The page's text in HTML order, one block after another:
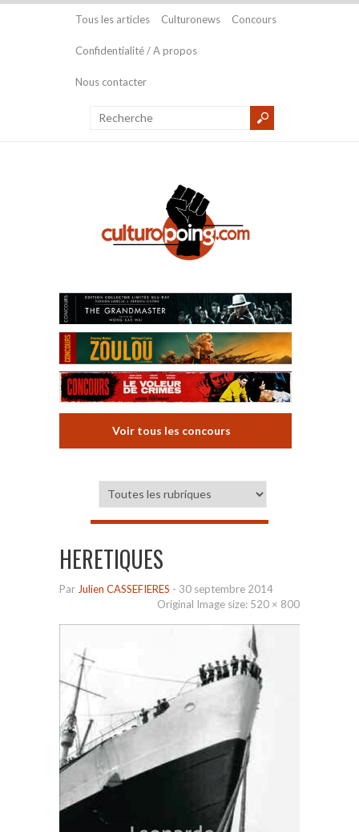
Tous les articles Culturonews Concours
Confidentialité / A propos
Nous contacter
Voir tous les concours
HERETIQUES
Par Julien CASSEFIERES - 30 septembre 2014
Original Image size: 520 × 800